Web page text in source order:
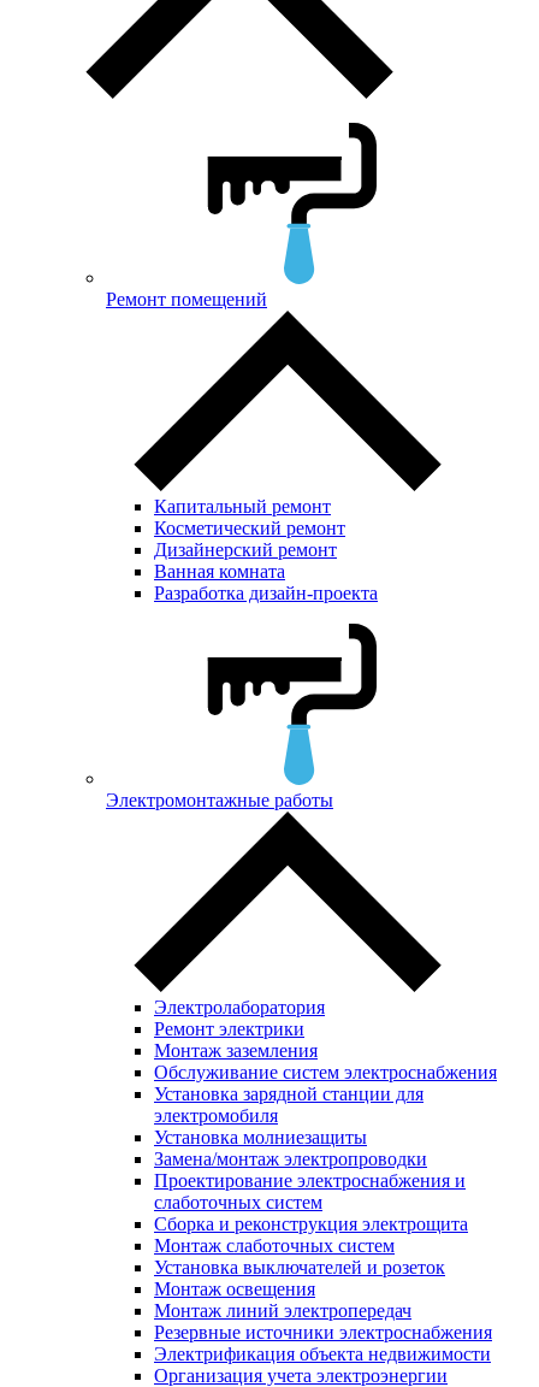
Ремонт помещений
Капитальный ремонт
Косметический ремонт
Дизайнерский ремонт
Ванная комната
Разработка дизайн-проекта
Электромонтажные работы
Электролаборатория
Ремонт электрики
Монтаж заземления
Обслуживание систем электроснабжения
Установка зарядной станции для
электромобиля
Установка молниезащиты
Замена/монтаж электропроводки
Проектирование электроснабжения и
слаботочных систем
Сборка и реконструкция электрощита
Монтаж слаботочных систем
Установка выключателей и розеток
Монтаж освещения
Монтаж линий электропередач
Резервные источники электроснабжения
Электрификация объекта недвижимости
Организация учета электроэнергии